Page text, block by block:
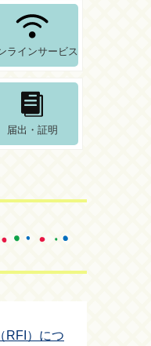
ラインサービス
届出・証明
RFI）につ